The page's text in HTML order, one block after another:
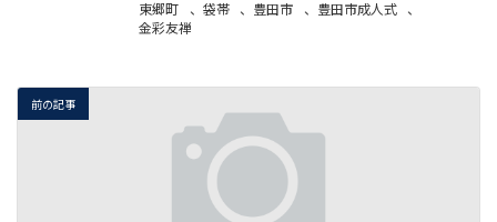
東郷町
、 袋帯 、 豊田市 、 豊田市成人式
、
金彩友禅
前の記事